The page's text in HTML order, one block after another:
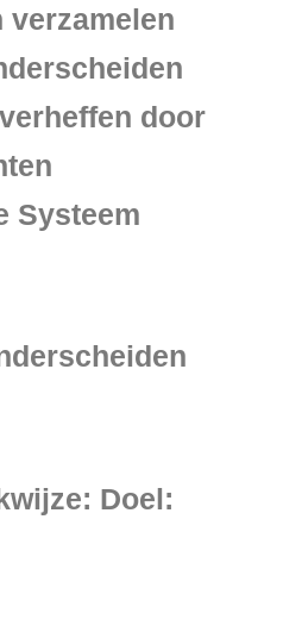
verzamelen
door
Systeem
Doel: